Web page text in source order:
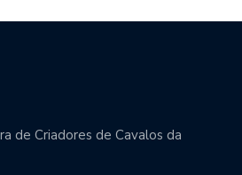
de Criadores de Cavalos da